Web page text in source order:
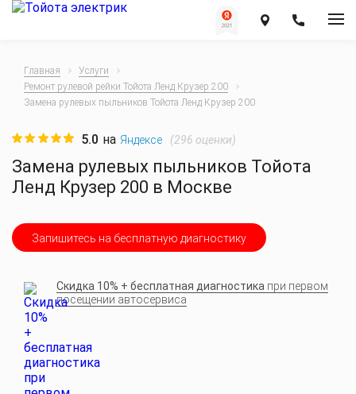
Главная
Услуги
Ремонт рулевой рейки Тойота Ленд Крузер 200
Замена рулевых пыльников Тойота Ленд Крузер 200
Замена рулевых пыльников Тойота
Ленд Крузер 200 в Москве
5.0 на Яндексе (296 оценки)
Запишитесь на бесплатную диагностику
Скидка 10% + бесплатная диагностика при первом
посещении автосервиса